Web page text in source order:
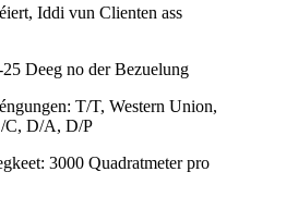
Iddi vun Clienten ass
Deeg no der Bezuelung
T/T, Western Union,
C, D/A, D/P
3000 Quadratmeter pro